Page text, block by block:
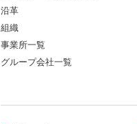
沿革
組織
事業所一覧
グループ会社一覧